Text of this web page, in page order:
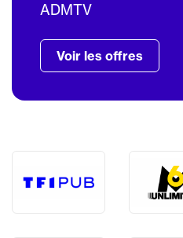
ADMTV
Voir les offres